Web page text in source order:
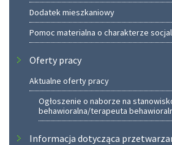
Dodatek mieszkaniowy
Pomoc materialna o charakterze
Oferty pracy
Aktualne oferty pracy
Ogłoszenie o naborze na
behawioralna/terapeuta
Informacja dotycząca